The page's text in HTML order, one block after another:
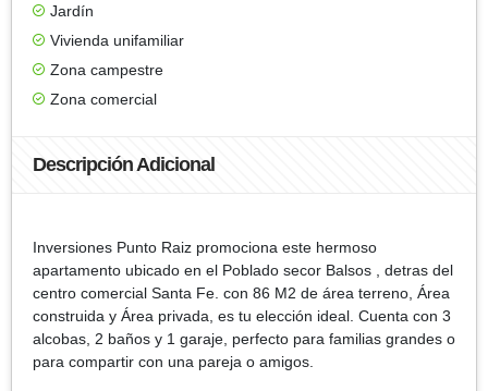
Jardín
Vivienda unifamiliar
Zona campestre
Zona comercial
Descripción Adicional
Inversiones Punto Raiz promociona este hermoso
apartamento ubicado en el Poblado secor Balsos , detras del
centro comercial Santa Fe. con 86 M2 de área terreno, Área
construida y Área privada, es tu elección ideal. Cuenta con 3
alcobas, 2 baños y 1 garaje, perfecto para familias grandes o
para compartir con una pareja o amigos.